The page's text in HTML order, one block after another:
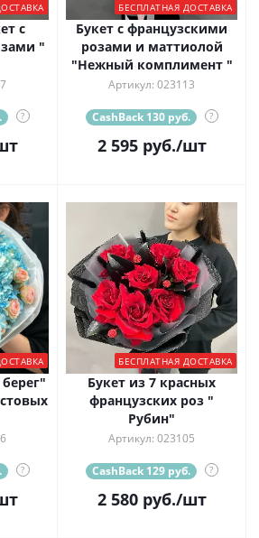
с
"
?
БЕСПЛАТНАЯ ДОСТАВКА
Букет с французскими
розами и маттиолой
"Нежный комплимент "
Артикул: 023113
CashBack 130 руб. ?
2 595руб./шт
?
БЕСПЛАТНАЯ ДОСТАВКА
Букет из 7 красных
французских роз "
Рубин"
Артикул: 023105
CashBack 129 руб. ?
2 580руб./шт